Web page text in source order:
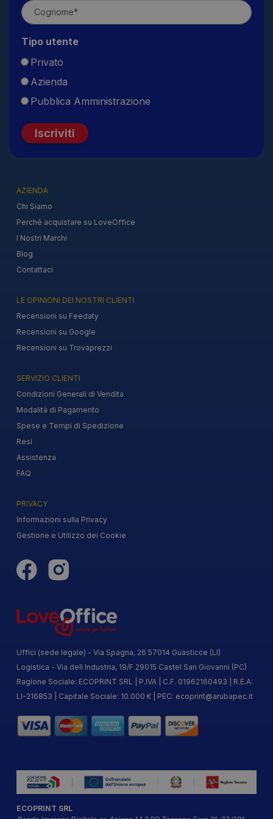
Tipo utente
Privato
Azienda
Pubblica Amministrazione
Iscriviti
AZIENDA
Chi Siamo
Perché acquistare su LoveOffice
I Nostri Marchi
Blog
Contattaci
LE OPINIONI DEI NOSTRI CLIENTI
Recensioni su Feedaty
Recensioni su Google
Recensioni su Trovaprezzi
SERVIZIO CLIENTI
Condizioni Generali di Vendita
Modalità di Pagamento
Spese e Tempi di Spedizione
Resi
Assistenza
FAQ
PRIVACY
Informazioni sulla Privacy
Gestione e Utilizzo dei Cookie
Uffici (sede legale) - Via Spagna, 26 57014 Guasticce (LI)
Logistica - Via dell Industria, 19/F 29015 Castel San Giovanni (PC)
Ragione Sociale: ECOPRINT SRL | P.IVA | C.F. 01962160493 | R.E.A:
LI-216853 | Capitale Sociale: 10.000 € | PEC: ecoprint@arubapec.it
ECOPRINT SRL